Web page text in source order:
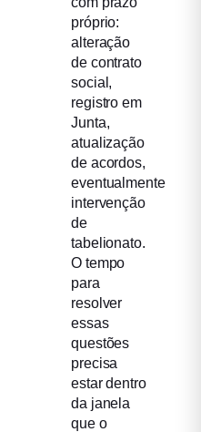
próprio:
alteração
de contrato
social,
registro em
Junta,
atualização
de acordos,
eventualmente
intervenção
de
tabelionato.
O tempo
para
resolver
essas
questões
precisa
estar dentro
da janela
que o